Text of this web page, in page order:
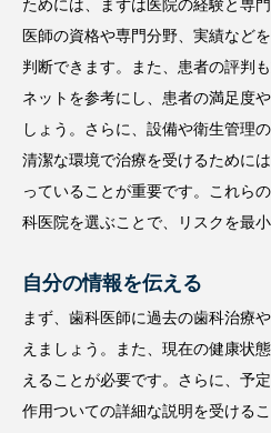
ためには、まずは医院の経験と専
医師の資格や専門分野、実績など
判断できます。また、患者の評判
ネットを参考にし、患者の満足度
しょう。さらに、設備や衛生管理
清潔な環境で治療を受けるために
っていることが重要です。これら
科医院を選ぶことで、リスクを最
自分の情報を伝える
まず、歯科医師に過去の歯科治療
えましょう。また、現在の健康状
えることが必要です。さらに、予
作用ついての詳細な説明を受けるこ